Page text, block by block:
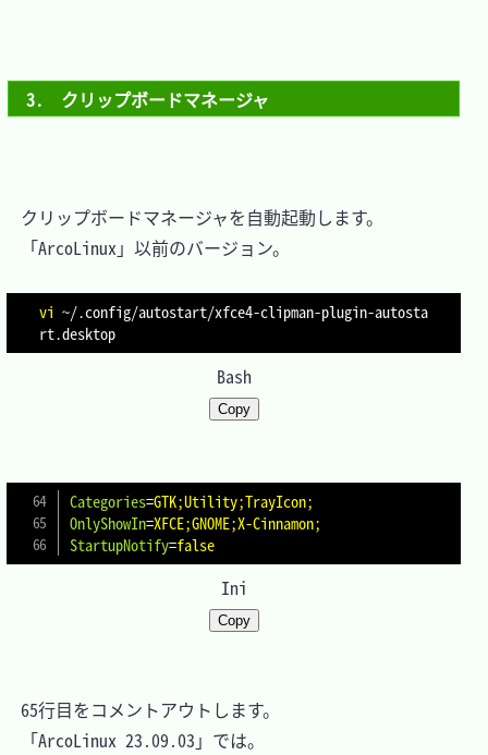
3.　クリップボードマネージャ
クリップボードマネージャを自動起動します。
「ArcoLinux」以前のバージョン。
vi ~/.config/autostart/xfce4-clipman-plugin-autosta
Bash
Copy
Categories=GTK;Utility;TrayIcon;
OnlyShowIn=XFCE;GNOME;X-Cinnamon;
StartupNotify=false
Ini
Copy
65行目をコメントアウトします。
「ArcoLinux 23.09.03」では。